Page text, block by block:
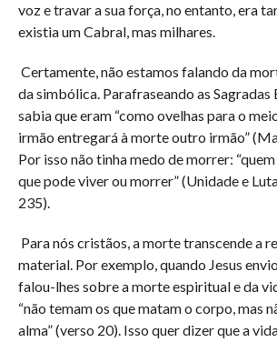
voz e travar a sua força, no entanto, era
existia um Cabral, mas milhares.
Certamente, não estamos falando da
da simbólica. Parafraseando as Sagradas
sabia que eram “como ovelhas para o
irmão entregará à morte outro irmão”
Por isso não tinha medo de morrer:
que pode viver ou morrer” (Unidade e
235).
Para nós cristãos, a morte transcende a
material. Por exemplo, quando Jesus
falou-lhes sobre a morte espiritual e da
“não temam os que matam o corpo, mas
alma” (verso 20). Isso quer dizer que a